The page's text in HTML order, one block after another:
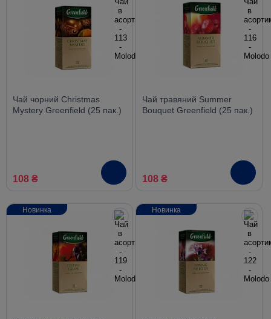
Чай чорний Christmas
Mystery Greenfield (25 пак.)
108 ₴
Чай травяний Summer
Bouquet Greenfield (25 пак.)
108 ₴
Новинка Новинка